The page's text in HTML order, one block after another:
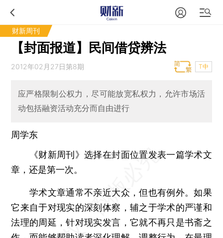
财新周刊
【封面报道】民间借贷辨法
2012年02月27日第8期 T中
应严格限制公权力，尽可能放宽私权力，允许市场活
动包括融资活动充分而自由进行
周学东
《财新周刊》选择在封面位置发表一篇学术文
章，还是第一次。
学术文章通常不亲近大众，但也有例外。如果
它来自于对现实的深刻体察，辅之于学术的严谨和
法理的周延，针对现实发言，它就不再只是书斋之